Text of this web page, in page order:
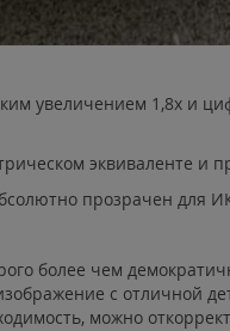
увеличением 1,8х и
эквиваленте
прозрачен для
более чем
с отличной
можно